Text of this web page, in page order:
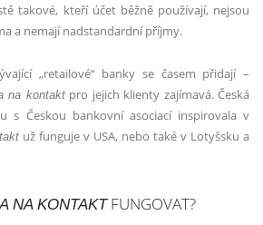
takové, kteří účet běžně používají, nejsou
a nemají nadstandardní příjmy.
„retailové“ banky se časem přidají –
na kontaktpro jejich klienty zajímavá. Česká
s Českou bankovní asociací inspirovala v
už funguje v USA, nebo také v Lotyšsku a
NA KONTAKTFUNGOVAT?